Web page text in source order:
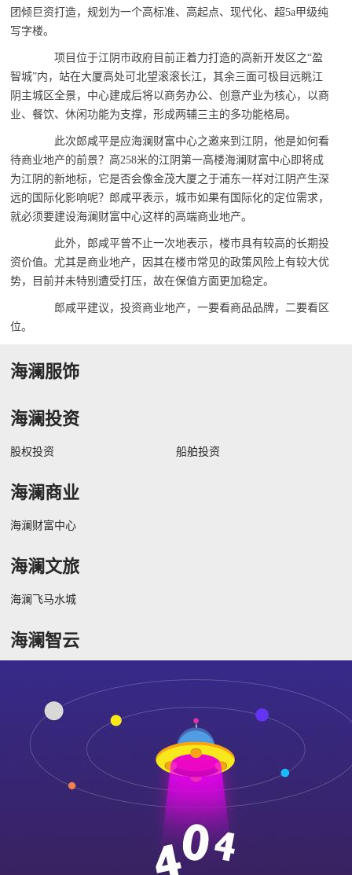
团倾巨资打造，规划为一个高标准、高起点、现代化、超5a甲级纯
写字楼。
项目位于江阴市政府目前正着力打造的高新开发区之“盈
智城”内，站在大厦高处可北望滚滚长江，其余三面可极目远眺江
阴主城区全景，中心建成后将以商务办公、创意产业为核心，以商
业、餐饮、休闲功能为支撑，形成两辅三主的多功能格局。
此次郎咸平是应海澜财富中心之邀来到江阴，他是如何看
待商业地产的前景？高258米的江阴第一高楼海澜财富中心即将成
为江阴的新地标，它是否会像金茂大厦之于浦东一样对江阴产生深
远的国际化影响呢？郎咸平表示，城市如果有国际化的定位需求，
就必须要建设海澜财富中心这样的高端商业地产。
此外，郎咸平曾不止一次地表示，楼市具有较高的长期投
资价值。尤其是商业地产，因其在楼市常见的政策风险上有较大优
势，目前并未特别遭受打压，故在保值方面更加稳定。
郎咸平建议，投资商业地产，一要看商品品牌，二要看区
位。
海澜服饰
海澜投资
股权投资 船舶投资
海澜商业
海澜财富中心
海澜文旅
海澜飞马水城
海澜智云